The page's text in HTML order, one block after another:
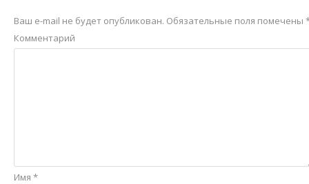
Ваш e-mail не будет опубликован. Обязательные поля помечены
Комментарий
Имя *